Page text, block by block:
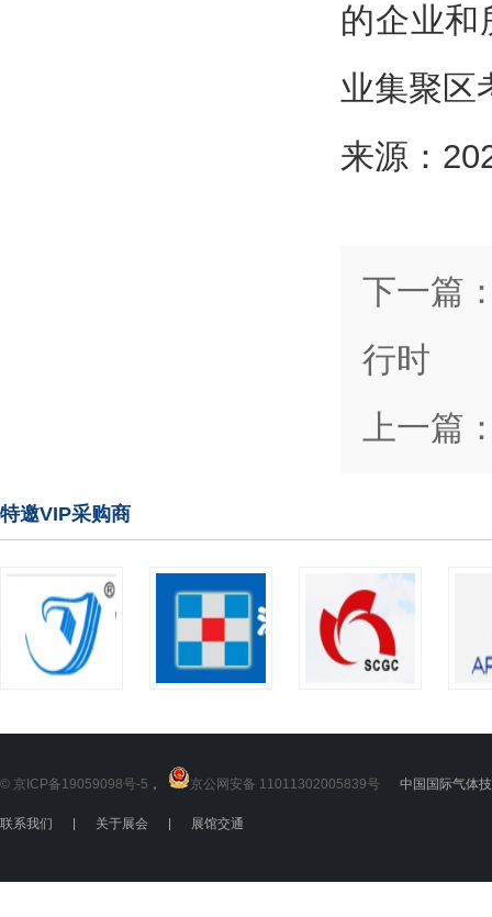
的企业
业集聚区
来源：
下一篇
行时
上一篇
特邀VIP采购商
© 京ICP备19059098号-5 ， 京公网安备 11011302005839号 中国国际气体技
联系我们 关于展会 展馆交通